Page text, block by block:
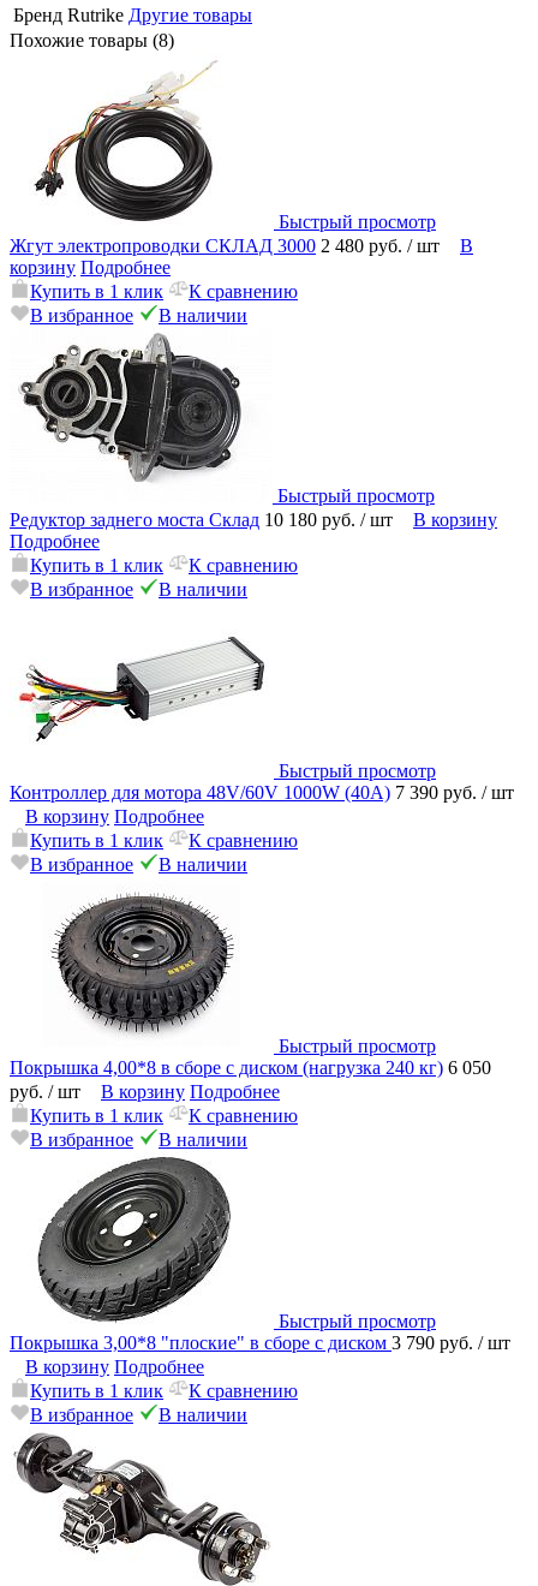
Бренд Rutrike Другие товары
Похожие товары (8)
Быстрый просмотр
Жгут электропроводки СКЛАД 3000 2 480 руб. / шт
В
корзину Подробнее
Купить в 1 клик
К сравнению
В избранное
В наличии
Быстрый просмотр
Редуктор заднего моста Склад 10 180 руб. / шт
В корзину
Подробнее
Купить в 1 клик
К сравнению
В избранное
В наличии
Быстрый просмотр
Контроллер для мотора 48V/60V 1000W (40А) 7 390 руб. / шт
В корзину Подробнее
Купить в 1 клик
К сравнению
В избранное
В наличии
Быстрый просмотр
Покрышка 4,00*8 в сборе с диском (нагрузка 240 кг) 6 050
руб. / шт В корзину Подробнее
Купить в 1 клик
К сравнению
В избранное
В наличии
Быстрый просмотр
Покрышка 3,00*8 "плоские" в сборе с диском 3 790 руб. / шт
В корзину Подробнее
Купить в 1 клик
К сравнению
В избранное
В наличии